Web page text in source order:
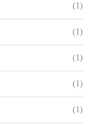
(1)
(1)
(1)
(1)
(1)